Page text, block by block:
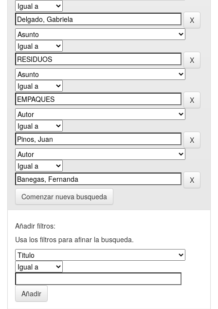
Comenzar nueva busqueda
Añadir filtros:
Usa los filtros para afinar la busqueda.